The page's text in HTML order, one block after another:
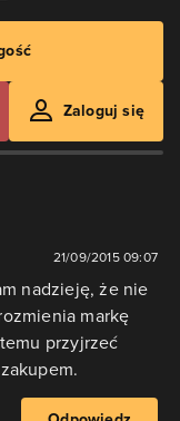
Zaloguj się
21/09/2015 09:07
nadzieję, że nie
markę
przyjrzeć